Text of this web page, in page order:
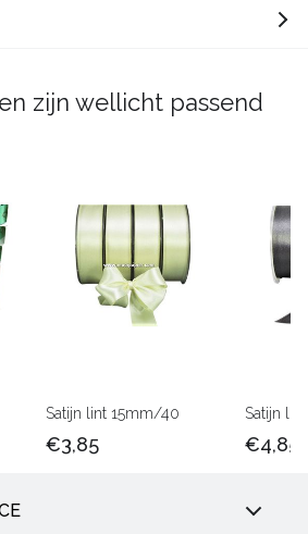
zijn wellicht passend
Satijn lint 15mm/40
€3,85
Satijn
€4,85